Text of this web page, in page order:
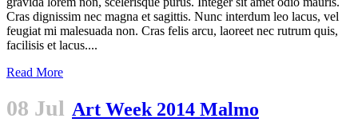
Cras dignissim nec magna et sagittis. Nunc interdum leo lacus, vel
feugiat mi malesuada non. Cras felis arcu, laoreet nec rutrum quis,
facilisis et lacus....
Read More
08 Jul Art Week 2014 Malmo